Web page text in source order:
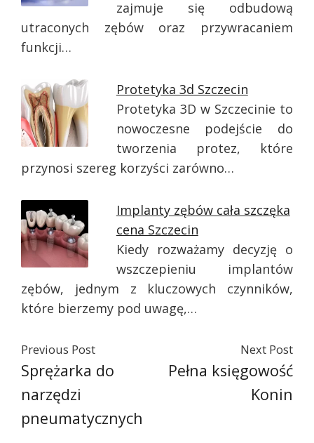
zajmuje się odbudową
utraconych zębów oraz przywracaniem
funkcji…
Protetyka 3d Szczecin
Protetyka 3D w Szczecinie to
nowoczesne podejście do
tworzenia protez, które
przynosi szereg korzyści zarówno…
Implanty zębów cała szczęka
cena Szczecin
Kiedy rozważamy decyzję o
wszczepieniu implantów
zębów, jednym z kluczowych czynników,
które bierzemy pod uwagę,…
Previous Post
Sprężarka do
narzędzi
pneumatycznych
Next Post
Pełna księgowość
Konin